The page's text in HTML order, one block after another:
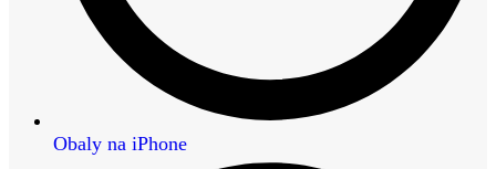
Obaly na iPhone